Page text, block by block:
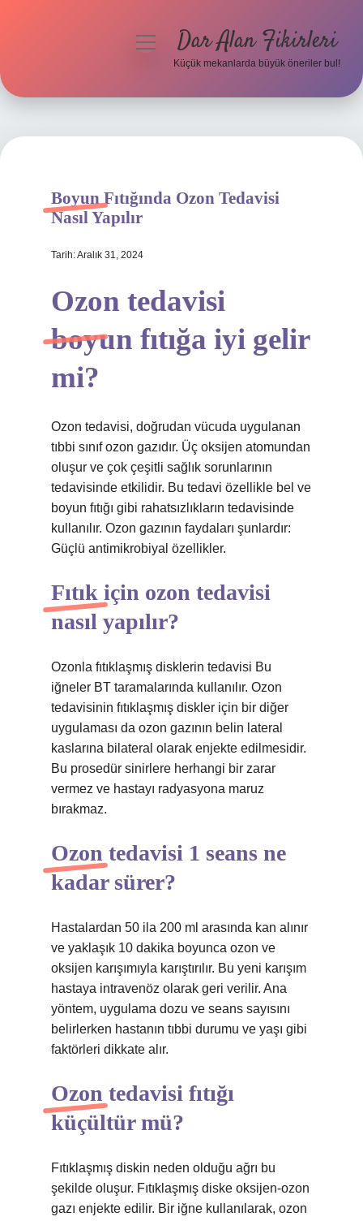
Hakkımızda
menüyüDar Alan Fikirleri
Küçük mekanlarda büyük öneriler bul!
Boyun Fıtığında Ozon Tedavisi
Nasıl Yapılır
Tarih: Aralık 31, 2024
Ozon tedavisi
boyun fıtığa iyi gelir
mi?
Ozon tedavisi, doğrudan vücuda uygulanan
tıbbi sınıf ozon gazıdır. Üç oksijen atomundan
oluşur ve çok çeşitli sağlık sorunlarının
tedavisinde etkilidir. Bu tedavi özellikle bel ve
boyun fıtığı gibi rahatsızlıkların tedavisinde
kullanılır. Ozon gazının faydaları şunlardır:
Güçlü antimikrobiyal özellikler.
Fıtık için ozon tedavisi
nasıl yapılır?
Ozonla fıtıklaşmış disklerin tedavisi Bu
iğneler BT taramalarında kullanılır. Ozon
tedavisinin fıtıklaşmış diskler için bir diğer
uygulaması da ozon gazının belin lateral
kaslarına bilateral olarak enjekte edilmesidir.
Bu prosedür sinirlere herhangi bir zarar
vermez ve hastayı radyasyona maruz
bırakmaz.
Ozon tedavisi 1 seans ne
kadar sürer?
Hastalardan 50 ila 200 ml arasında kan alınır
ve yaklaşık 10 dakika boyunca ozon ve
oksijen karışımıyla karıştırılır. Bu yeni karışım
hastaya intravenöz olarak geri verilir. Ana
yöntem, uygulama dozu ve seans sayısını
belirlerken hastanın tıbbi durumu ve yaşı gibi
faktörleri dikkate alır.
Ozon tedavisi fıtığı
küçültür mü?
Fıtıklaşmış diskin neden olduğu ağrı bu
şekilde oluşur. Fıtıklaşmış diske oksijen-ozon
gazı enjekte edilir. Bir iğne kullanılarak, ozon